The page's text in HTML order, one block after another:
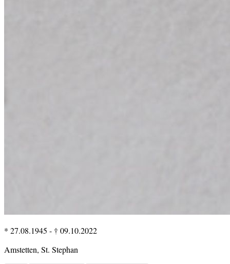
* 27.08.1945 - † 09.10.2022
Amstetten, St. Stephan